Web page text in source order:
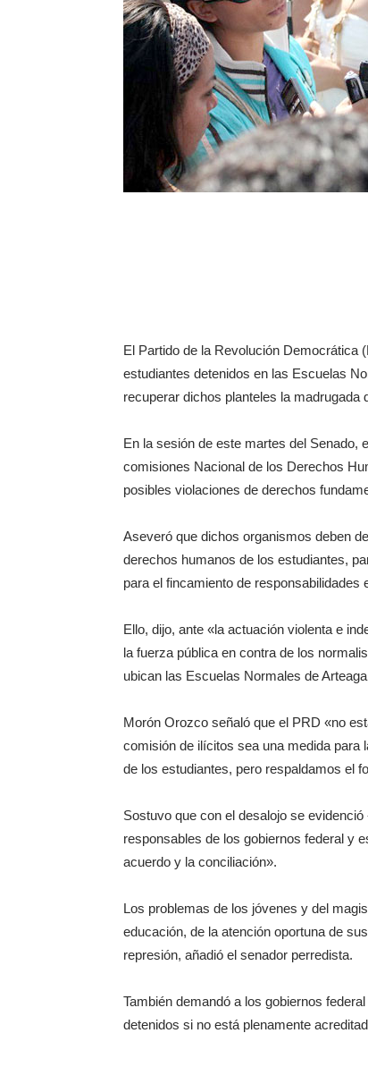
El Partido de la Revolución Democrática
estudiantes detenidos en las Escuelas
recuperar dichos planteles la madrugada
En la sesión de este martes del Senado,
comisiones Nacional de los Derechos
posibles violaciones de derechos
Aseveró que dichos organismos deben
derechos humanos de los estudiantes,
para el fincamiento de
Ello, dijo, ante «la actuación violenta e
la fuerza pública en contra de los
ubican las Escuelas Normales de
Morón Orozco señaló que el PRD «no
comisión de ilícitos sea una medida para
de los estudiantes, pero respaldamos el
Sostuvo que con el desalojo se
responsables de los gobiernos federal y
acuerdo y la conciliación».
Los problemas de los jóvenes y del
educación, de la atención oportuna de
represión, añadió el senador perredista.
También demandó a los gobiernos
detenidos si no está plenamente